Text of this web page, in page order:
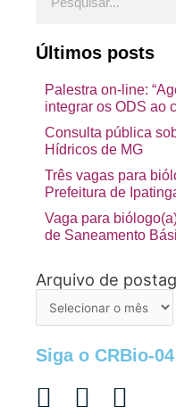
Últimos posts
Palestra on-line:
integrar os ODS ao
Consulta pública
Hídricos de MG
Três vagas para
Prefeitura de
Vaga para
de Saneamento
Arquivo de
Arquivo
Siga o CRBio-04